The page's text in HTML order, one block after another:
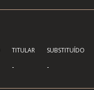
TITULAR SUBSTITUÍDO
- -